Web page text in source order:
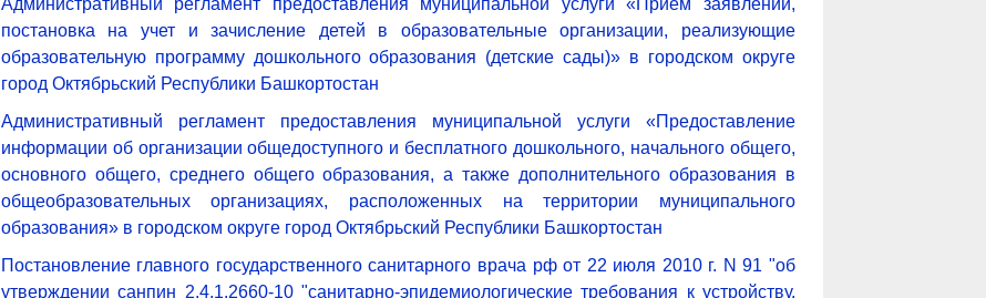
Административный регламент предоставления муниципальной услуги «Прием заявлений,
постановка на учет и зачисление детей в образовательные организации, реализующие
образовательную программу дошкольного образования (детские сады)» в городском округе
город Октябрьский Республики Башкортостан
Административный регламент предоставления муниципальной услуги «Предоставление
информации об организации общедоступного и бесплатного дошкольного, начального общего,
основного общего, среднего общего образования, а также дополнительного образования в
общеобразовательных организациях, расположенных на территории муниципального
образования» в городском округе город Октябрьский Республики Башкортостан
Постановление главного государственного санитарного врача рф от 22 июля 2010 г. N 91 "об
утверждении санпин 2.4.1.2660-10 "санитарно-эпидемиологические требования к устройству,